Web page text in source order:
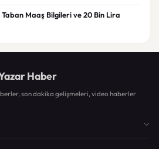
Taban Maaş Bilgileri ve 20 Bin Lira
Haber
son dakika gelişmeleri, video haberler